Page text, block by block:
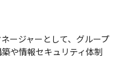
ージャーとして、グループ
や情報セキュリティ体制